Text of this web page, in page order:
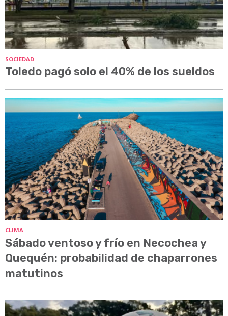
SOCIEDAD
Toledo pagó solo el 40% de los sueldos
CLIMA
Sábado ventoso y frío en Necochea y
Quequén: probabilidad de chaparrones
matutinos